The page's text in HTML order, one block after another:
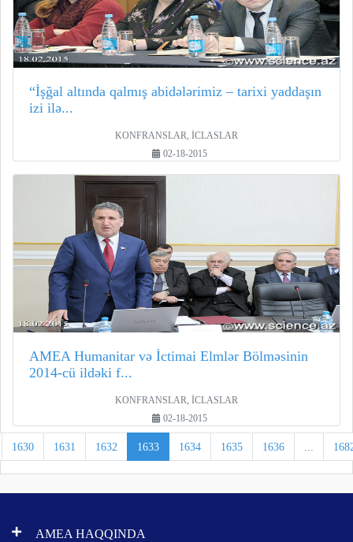
“İşğal altında qalmış abidələrimiz – tarixi yaddaşın
izi ilə...
KONFRANSLAR, İCLASLAR
02-18-2015
AMEA Humanitar və İctimai Elmlər Bölməsinin
2014-cü ildəki f...
KONFRANSLAR, İCLASLAR
02-18-2015
1630 1631 1632 1633 1634 1635 1636 ...
AMEA HAQQINDA